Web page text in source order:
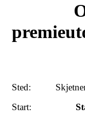
OG-
Sted:
Start: